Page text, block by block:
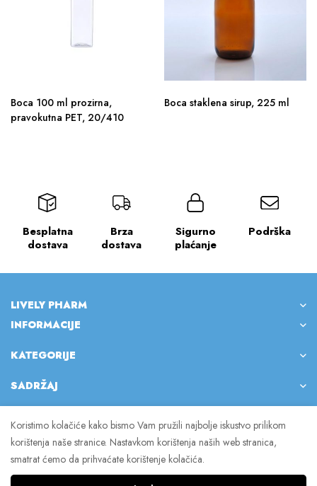
Boca 100 ml prozirna,
pravokutna PET, 20/410
Boca staklena sirup, 225 ml
Besplatna
dostava
Brza
dostava
Sigurno
plaćanje
Podrška
LIVELY PHARM
INFORMACIJE
KATEGORIJE
SADRŽAJ
© 2023 Lively Pharm. Sva prava pridržana.
Koristimo kolačiće kako bismo Vam pružili najbolje iskustvo prilikom
korištenja naše stranice. Nastavkom korištenja naših web stranica,
smatrat ćemo da prihvaćate korištenje kolačića.